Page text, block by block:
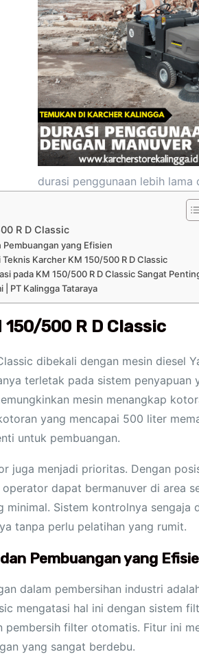
durasi penggunaan lebih lama
R D Classic
yang Efisien
Karcher KM 150/500 R D Classic
pada KM 150/500 R D Classic Sangat
| PT Kalingga Tataraya
150/500 R D Classic
dibekali dengan mesin diesel
terletak pada sistem
mesin menangkap
yang mencapai 500 liter
untuk pembuangan.
juga menjadi prioritas. Dengan
dapat bermanuver di area
minimal. Sistem kontrolnya
tanpa perlu pelatihan yang rumit.
Pembuangan yang
dalam pembersihan industri
mengatasi hal ini dengan sistem
pembersih filter otomatis. Fitur ini
yang sangat berdebu.